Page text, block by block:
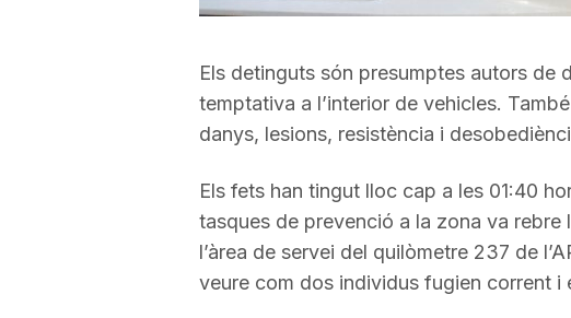
n
a
Els detinguts són presumptes autors de
temptativa a l’interior de vehicles.
danys, lesions, resistència i
Els fets han tingut lloc cap a les 01:40
tasques de prevenció a la zona va rebre
l’àrea de servei del quilòmetre 237 de
veure com dos individus fugien corrent i